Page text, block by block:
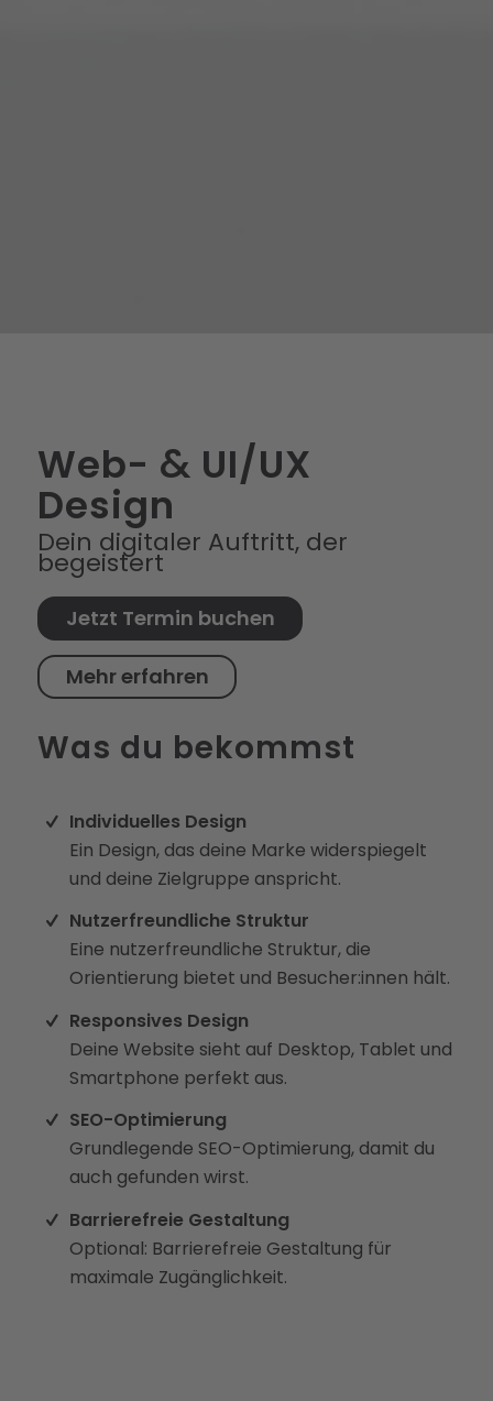
Web- & UI/UX
Design
Dein digitaler Auftritt, der
begeistert
Jetzt Termin buchen
Mehr erfahren
Was du bekommst
Individuelles Design
Ein Design, das deine Marke widerspiegelt
und deine Zielgruppe anspricht.
Nutzerfreundliche Struktur
Eine nutzerfreundliche Struktur, die
Orientierung bietet und Besucher:innen hält.
Responsives Design
Deine Website sieht auf Desktop, Tablet und
Smartphone perfekt aus.
SEO-Optimierung
Grundlegende SEO-Optimierung, damit du
auch gefunden wirst.
Barrierefreie Gestaltung
Optional: Barrierefreie Gestaltung für
maximale Zugänglichkeit.